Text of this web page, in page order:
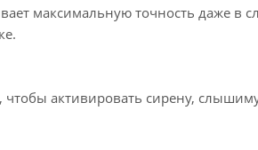
максимальную точность даже
активировать сирену,